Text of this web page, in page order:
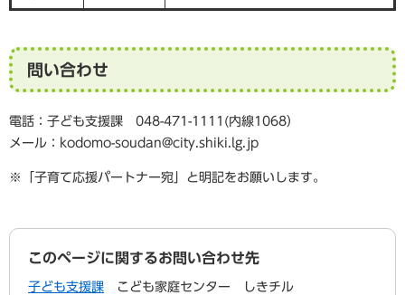
問い合わせ
電話：子ども支援課 048-471-1111(内線1068）
メール：kodomo-soudan@city.shiki.lg.jp
※「子育て応援パートナー宛」と明記をお願いします。
このページに関するお問い合わせ先
子ども支援課 こども家庭センター しきチル